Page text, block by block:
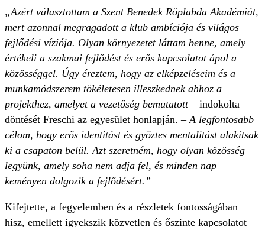
„Azért választottam a Szent Benedek Röplabda Akadémiát,
mert azonnal megragadott a klub ambíciója és világos
fejlődési víziója. Olyan környezetet láttam benne, amely
értékeli a szakmai fejlődést és erős kapcsolatot ápol a
közösséggel. Úgy éreztem, hogy az elképzeléseim és a
munkamódszerem tökéletesen illeszkednek ahhoz a
projekthez, amelyet a vezetőség bemutatott– indokolta
döntését Freschi az egyesület honlapján. –A legfontosabb
célom, hogy erős identitást és győztes mentalitást alakítsak
ki a csapaton belül. Azt szeretném, hogy olyan közösség
legyünk, amely soha nem adja fel, és minden nap
keményen dolgozik a fejlődésért.”
Kifejtette, a fegyelemben és a részletek fontosságában
hisz, emellett igyekszik közvetlen és őszinte kapcsolatot